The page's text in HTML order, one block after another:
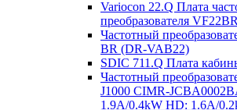
Variocon 22.Q Плата
преобразователя
Частотный
BR (DR-VAB22)
SDIC 711.Q Плата
Частотный
J1000 CIMR-
1.9A/0.4kW HD: 1.6A/